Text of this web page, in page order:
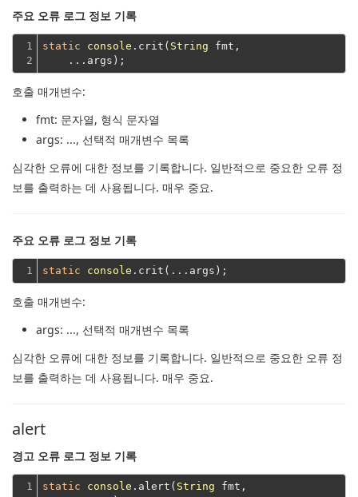
주요 오류 로그 정보 기록
1
2
static console .crit( String fmt,
    ...args);
호출 매개변수:
fmt: 문자열, 형식 문자열
args: ..., 선택적 매개변수 목록
심각한 오류에 대한 정보를 기록합니다. 일반적으로 중요한 오류 정
보를 출력하는 데 사용됩니다. 매우 중요.
주요 오류 로그 정보 기록
1 static console
호출 매개변수:
args: ..., 선택적 매개변수 목록
심각한 오류에 대한 정보를 기록합니다. 일반적으로 중요한 오류 정
보를 출력하는 데 사용됩니다. 매우 중요.
alert
경고 오류 로그 정보 기록
1
static console .alert( String fmt,